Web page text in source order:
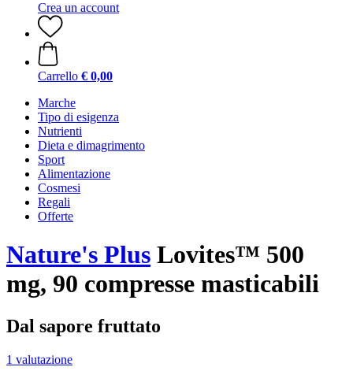
Crea un account
Carrello € 0,00
Marche
Tipo di esigenza
Nutrienti
Dieta e dimagrimento
Sport
Alimentazione
Cosmesi
Regali
Offerte
Nature's Plus Lovites™ 500
mg, 90 compresse masticabili
Dal sapore fruttato
1 valutazione